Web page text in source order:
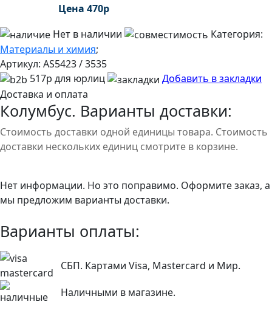
Цена 470р
Нет в наличии
Категория:
Материалы и химия;
Артикул: AS5423 / 3535
517р для юрлиц
Добавить в закладки
Доставка и оплата
Колумбус. Варианты доставки:
Стоимость доставки одной единицы товара. Стоимость
доставки нескольких единиц смотрите в корзине.
Нет информации. Но это поправимо. Оформите заказ, а
мы предложим варианты доставки.
Варианты оплаты:
СБП. Картами Visa, Mastercard и Мир.
Наличными в магазине.